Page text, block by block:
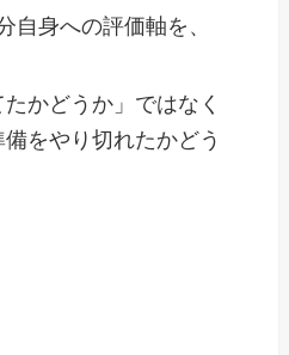
自身への評価軸を、
たかどうか」ではなく
備をやり切れたかどう